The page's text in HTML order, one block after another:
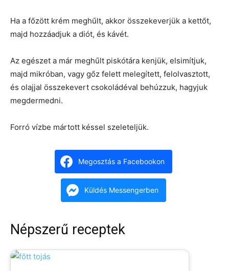
Ha a főzött krém meghűlt, akkor összekeverjük a kettőt,
majd hozzáadjuk a diót, és kávét.
Az egészet a már meghűlt piskótára kenjük, elsimítjuk,
majd mikróban, vagy gőz felett melegített, felolvasztott,
és olajjal összekevert csokoládéval behúzzuk, hagyjuk
megdermedni.
Forró vízbe mártott késsel szeleteljük.
Megosztás a Facebookon
Küldés Messengerben
Népszerű receptek